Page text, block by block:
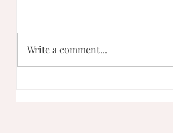
Write a comment...